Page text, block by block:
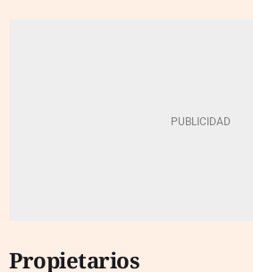
Propietarios